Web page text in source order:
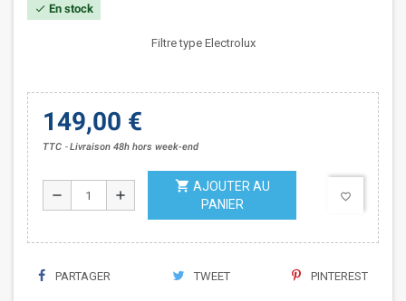
check En stock
Filtre type Electrolux
149,00 €
TTC Livraison 48h hors week-end
remove add
shopping_cart AJOUTER AU
PANIER
favorite_border
PARTAGER TWEET PINTEREST